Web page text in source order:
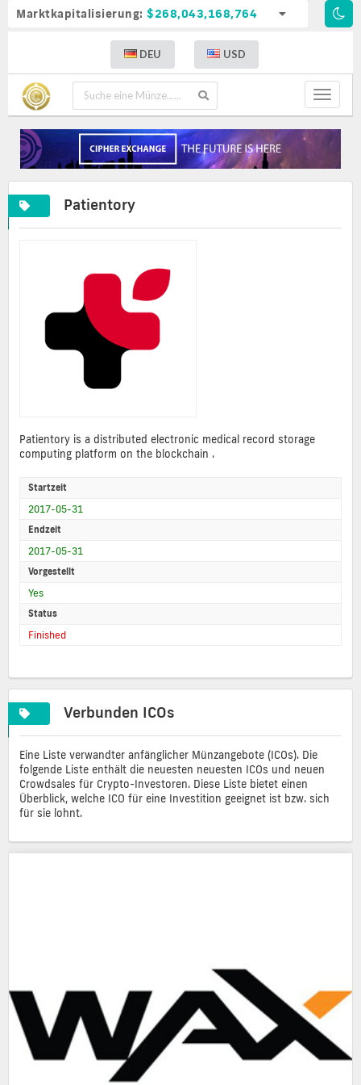
Marktkapitalisierung: $268,043,168,764
DEU USD
Toggle
Patientory
Patientory is a distributed electronic medical record storage
computing platform on the blockchain .
Startzeit
2017-05-31
Endzeit
2017-05-31
Vorgestellt
Yes
Status
Finished
Verbunden ICOs
Eine Liste verwandter anfänglicher Münzangebote (ICOs). Die
folgende Liste enthält die neuesten neuesten ICOs und neuen
Crowdsales für Crypto-Investoren. Diese Liste bietet einen
Überblick, welche ICO für eine Investition geeignet ist bzw. sich
für sie lohnt.